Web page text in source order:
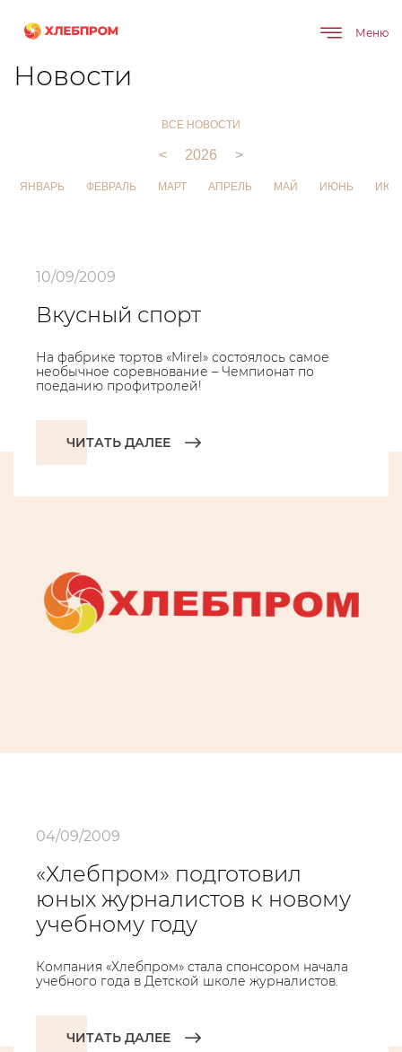
Меню
Главная О компании
Новости
ВСЕ НОВОСТИ
< 2026 >
ЯНВАРЬ ФЕВРАЛЬ МАРТ АПРЕЛЬ МАЙ ИЮНЬ
10/09/2009
Вкусный спорт
На фабрике тортов «Mirel» состоялось самое
необычное соревнование – Чемпионат по
поеданию профитролей!
ЧИТАТЬ ДАЛЕЕ
04/09/2009
«Хлебпром» подготовил
юных журналистов к новому
учебному году
Компания «Хлебпром» стала спонсором начала
учебного года в Детской школе журналистов.
ЧИТАТЬ ДАЛЕЕ